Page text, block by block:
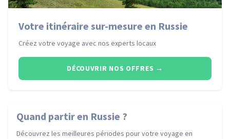
Votre itinéraire sur-mesure en Russie
Créez votre voyage avec nos experts locaux
DÉCOUVRIR NOS OFFRES →
Quand partiren Russie ?
Découvrez les meilleures périodes pour votre voyage en